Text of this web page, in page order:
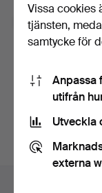
Jag är över
Vissa cookies
tjänsten,
samtycke för
Anpassa
utifrån
Utveckla
externa